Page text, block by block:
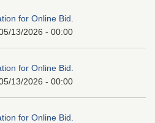
for Online Bid.
13/2026 - 00:00
for Online Bid.
13/2026 - 00:00
for Online Bid.